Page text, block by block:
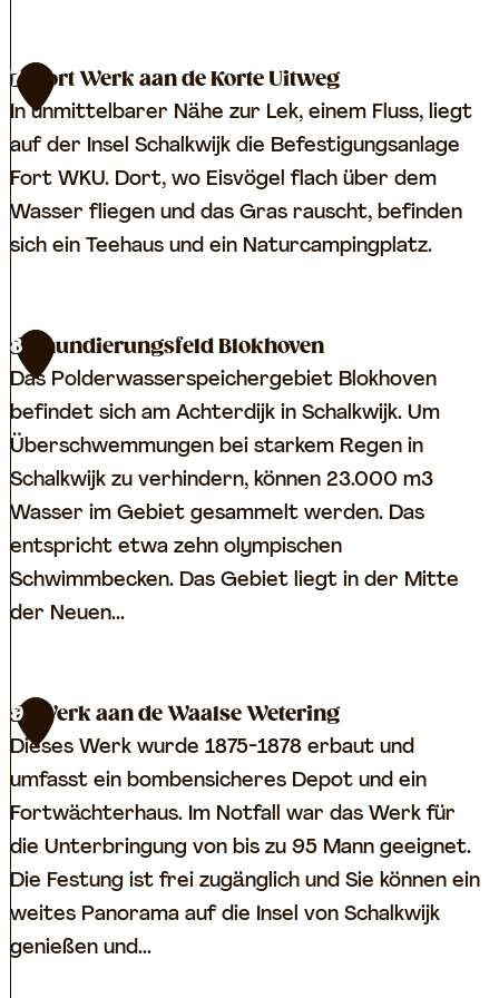
e
w
e
g
F
o
t
L
t
a
a
n
d
e
n
e
7 Fort Werk aan de Korte Uitweg
In unmittelbarer Nähe zur Lek, einem Fluss, liegt
auf der Insel Schalkwijk die Befestigungsanlage
Fort WKU. Dort, wo Eisvögel flach über dem
Wasser fliegen und das Gras rauscht, befinden
sich ein Teehaus und ein Naturcampingplatz.
F
o
r
t
W
e
k
a
d
e
o
t
8 Inundierungsfeld Blokhoven
Das Polderwasserspeichergebiet Blokhoven
befindet sich am Achterdijk in Schalkwijk. Um
Überschwemmungen bei starkem Regen in
Schalkwijk zu verhindern, können 23.000 m3
Wasser im Gebiet gesammelt werden. Das
entspricht etwa zehn olympischen
Schwimmbecken. Das Gebiet liegt in der Mitte
der Neuen...
n
n
d
i
9 Werk aan de Waalse Wetering
Dieses Werk wurde 1875-1878 erbaut und
umfasst ein bombensicheres Depot und ein
Fortwächterhaus. Im Notfall war das Werk für
die Unterbringung von bis zu 95 Mann geeignet.
Die Festung ist frei zugänglich und Sie können ein
weites Panorama auf die Insel von Schalkwijk
genießen und...